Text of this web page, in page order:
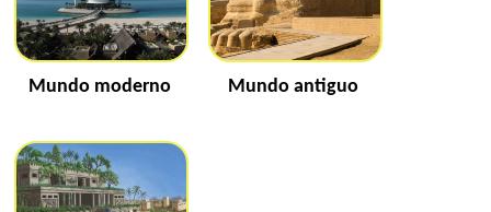
Mundo moderno Mundo antiguo